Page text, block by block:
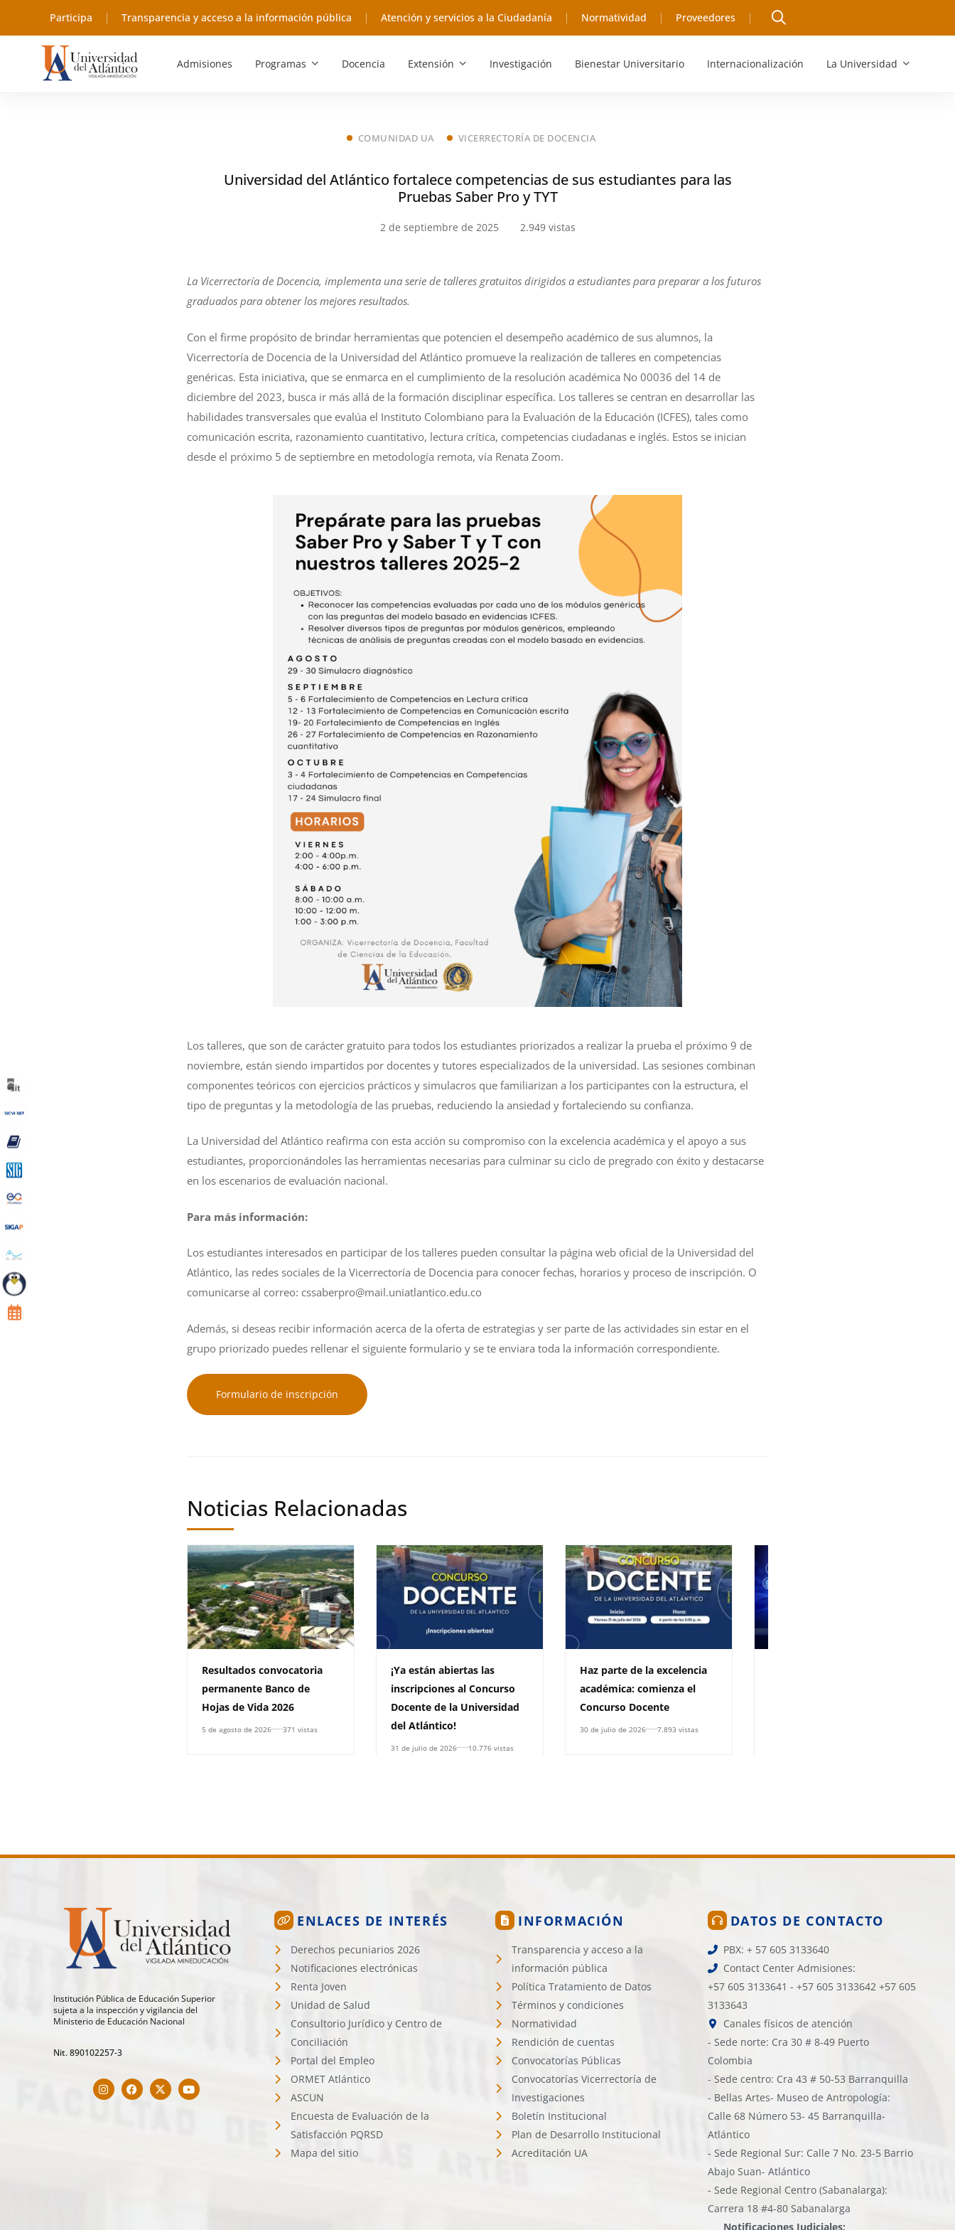
Participa Transparencia y acceso a la información pública Atención y servicios a la Ciudadanía Normatividad Proveedores
Admisiones Programas Docencia Extensión Investigación Bienestar Universitario Internacionalización La Universidad
COMUNIDAD UA VICERRECTORÍA DE DOCENCIA
Universidad del Atlántico fortalece competencias de sus estudiantes para las
Pruebas Saber Pro y TYT
2 de septiembre de 2025 2.949 vistas
La Vicerrectoría de Docencia, implementa una serie de talleres gratuitos dirigidos a estudiantes para preparar a los futuros
graduados para obtener los mejores resultados.
Con el firme propósito de brindar herramientas que potencien el desempeño académico de sus alumnos, la
Vicerrectoría de Docencia de la Universidad del Atlántico promueve la realización de talleres en competencias
genéricas. Esta iniciativa, que se enmarca en el cumplimiento de la resolución académica No 00036 del 14 de
diciembre del 2023, busca ir más allá de la formación disciplinar específica. Los talleres se centran en desarrollar las
habilidades transversales que evalúa el Instituto Colombiano para la Evaluación de la Educación (ICFES), tales como
comunicación escrita, razonamiento cuantitativo, lectura crítica, competencias ciudadanas e inglés. Estos se inician
desde el próximo 5 de septiembre en metodología remota, vía Renata Zoom.
Los talleres, que son de carácter gratuito para todos los estudiantes priorizados a realizar la prueba el próximo 9 de
noviembre, están siendo impartidos por docentes y tutores especializados de la universidad. Las sesiones combinan
componentes teóricos con ejercicios prácticos y simulacros que familiarizan a los participantes con la estructura, el
tipo de preguntas y la metodología de las pruebas, reduciendo la ansiedad y fortaleciendo su confianza.
La Universidad del Atlántico reafirma con esta acción su compromiso con la excelencia académica y el apoyo a sus
estudiantes, proporcionándoles las herramientas necesarias para culminar su ciclo de pregrado con éxito y destacarse
en los escenarios de evaluación nacional.
Para más información:
Los estudiantes interesados en participar de los talleres pueden consultar la página web oficial de la Universidad del
Atlántico, las redes sociales de la Vicerrectoría de Docencia para conocer fechas, horarios y proceso de inscripción. O
comunicarse al correo: cssaberpro@mail.uniatlantico.edu.co
Además, si deseas recibir información acerca de la oferta de estrategias y ser parte de las actividades sin estar en el
grupo priorizado puedes rellenar el siguiente formulario y se te enviara toda la información correspondiente.
Formulario de inscripción
Noticias Relacionadas
Resultados convocatoria
permanente Banco de
Hojas de Vida 2026
5 de agosto de 2026 371 vistas
¡Ya están abiertas las
inscripciones al Concurso
Docente de la Universidad
del Atlántico!
31 de julio de 2026 10.776 vistas
Haz parte de la excelencia
académica: comienza el
Concurso Docente
30 de julio de 2026 7.893 vistas
Institución Pública de Educación Superior
sujeta a la inspección y vigilancia del
Ministerio de Educación Nacional
Nit. 890102257-3
ENLACES DE INTERÉS
Derechos pecuniarios 2026
Notificaciones electrónicas
Renta Joven
Unidad de Salud
Consultorio Jurídico y Centro de
Conciliación
Portal del Empleo
ORMET Atlántico
ASCUN
Encuesta de Evaluación de la
Satisfacción PQRSD
Mapa del sitio
INFORMACIÓN
Transparencia y acceso a la
información pública
Política Tratamiento de Datos
Términos y condiciones
Normatividad
Rendición de cuentas
Convocatorías Públicas
Convocatorías Vicerrectoría de
Investigaciones
Boletín Institucional
Plan de Desarrollo Institucional
Acreditación UA
DATOS DE CONTACTO
PBX: + 57 605 3133640
Contact Center Admisiones:
+57 605 3133641 - +57 605 3133642 +57 605
3133643
Canales físicos de atención
- Sede norte: Cra 30 # 8-49 Puerto
Colombia
- Sede centro: Cra 43 # 50-53 Barranquilla
- Bellas Artes- Museo de Antropología:
Calle 68 Número 53- 45 Barranquilla-
Atlántico
- Sede Regional Sur: Calle 7 No. 23-5 Barrio
Abajo Suan- Atlántico
- Sede Regional Centro (Sabanalarga):
Carrera 18 #4-80 Sabanalarga
Notificaciones Judiciales: